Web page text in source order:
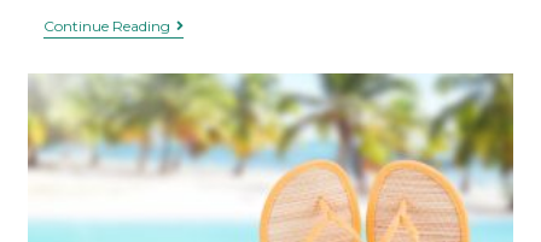
Continue Reading